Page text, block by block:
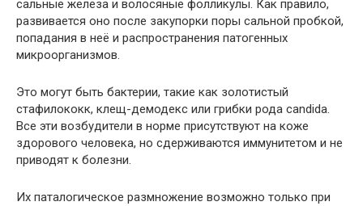
сальные железа и волосяные фолликулы. Как правило,
развивается оно после закупорки поры сальной пробкой,
попадания в неё и распространения патогенных
микроорганизмов.
Это могут быть бактерии, такие как золотистый
стафилококк, клещ-демодекс или грибки рода candida.
Все эти возбудители в норме присутствуют на коже
здорового человека, но сдерживаются иммунитетом и не
приводят к болезни.
Их паталогическое размножение возможно только при